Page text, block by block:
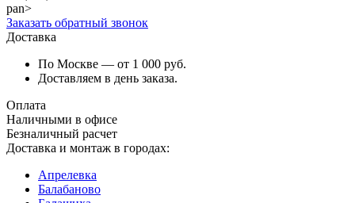
pan>
Заказать обратный звонок
Доставка
По Москве — от 1 000 руб.
Доставляем в день заказа.
Оплата
Наличными в офисе
Безналичный расчет
Доставка и монтаж в городах:
Апрелевка
Балабаново